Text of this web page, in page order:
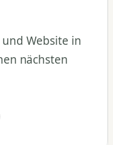
und Website in
nächsten